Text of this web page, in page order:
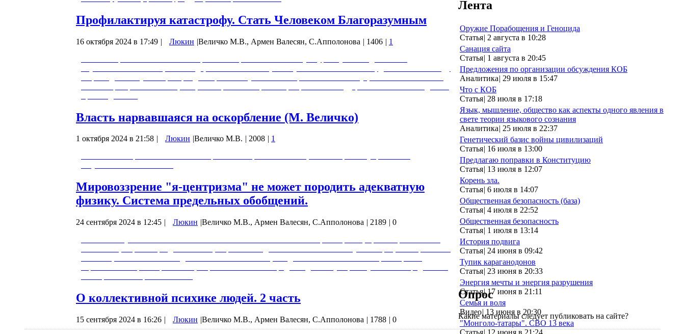
Профилактируя катастрофу. Стать Человеком Благоразумным
16 октября 2024 в 17:49 | Люкин |Величко М.В., Армен Валесян, С.Апполонова | 1406 | 1
Власть нарвавшаяся на оскорбление (М. Величко)
1 октября 2024 в 21:58 Люкин Величко М.В. 2008
1
Мировоззрение "я-центризма" не может породить адекватную
физику. Система предельных обобщений.
24 сентября 2024 в 12:45 | Люкин |Величко М.В., Армен Валесян, С.Апполонова | 2189 | 0
О коллективной психике людей. 2 часть
15 сентября 2024 в 16:26 | Люкин |Величко М.В., Армен Валесян, С.Апполонова | 1788 | 0
Лента
Оружие Порабощения и Геноцида
Статья| 2 августа в 10:28
Санация сайта
Статья| 1 августа в 20:45
Предложения по организации обсуждения КОБ
Аналитика| 29 июля в 15:47
Что с КОБ
Статья| 28 июля в 17:18
Язык, мышление, общество как аспекты одного явления в
свете теории языкового сознания
Аналитика| 25 июля в 22:37
Генетический базис войны цивилизаций
Статья| 16 июля в 13:00
Предлагаю поправки в Конституцию
Статья| 13 июля в 12:07
Корень зла.
Статья| 6 июля в 14:07
Общественная безопасность (база)
Статья| 4 июля в 22:52
Общественная безопасность
Статья| 1 июля в 13:14
История подвига
Статья| 24 июня в 09:42
Тупик караганодонов
Статья| 23 июня в 20:33
Энергия мечты и энергия разрушения
Статья| 17 июня в 21:11
Семья и воля
Видео| 13 июня в 20:30
"Монголо-татары". СВО 13 века
Опрос
Какие материалы следует публиковать на сайте?